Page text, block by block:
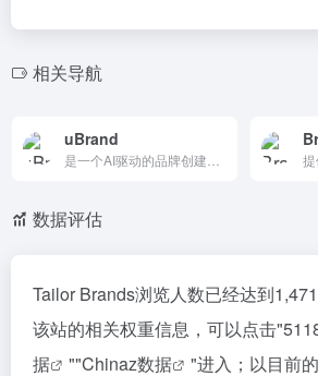
相关导航
uBrand
数据评估
Tailor Brands浏览人数已经达到
该站的相关权重信息，可以点击"
据
""Chinaz数据
"进入；以目前